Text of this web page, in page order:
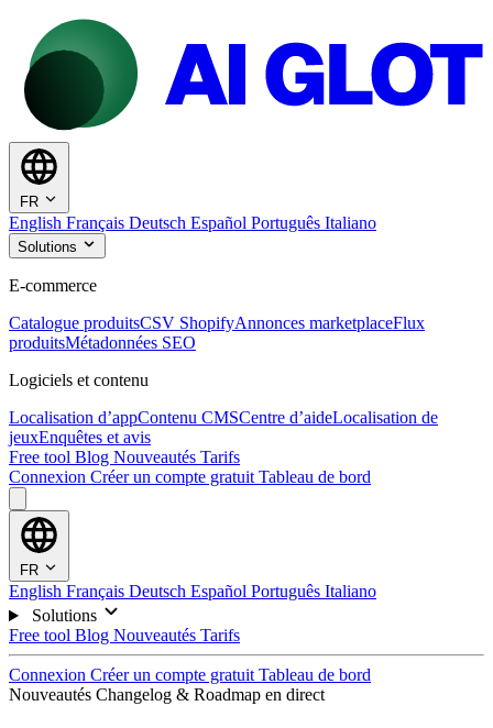
FR
English Français Deutsch Español Português Italiano
Solutions
E-commerce
Catalogue produitsCSV ShopifyAnnonces marketplaceFlux
produitsMétadonnées SEO
Logiciels et contenu
Localisation d’appContenu CMSCentre d’aideLocalisation de
jeuxEnquêtes et avis
Free tool Blog Nouveautés Tarifs
Connexion Créer un compte gratuit Tableau de bord
FR
English Français Deutsch Español Português Italiano
Solutions
Free tool Blog Nouveautés Tarifs
Connexion Créer un compte gratuit Tableau de bord
Nouveautés Changelog & Roadmap en direct